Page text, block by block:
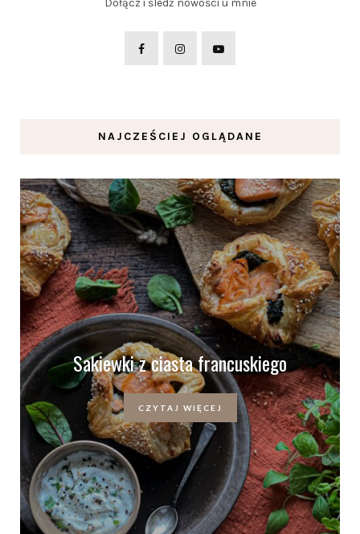
Dołącz i śledź nowości u mnie
NAJCZEŚCIEJ OGLĄDANE
Sakiewki z ciasta francuskiego
CZYTAJ WIĘCEJ